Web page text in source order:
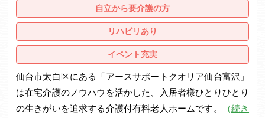
自立から要介護の方
リハビリあり
イベント充実
仙台市太白区にある「アースサポートクオリア仙台富沢」
は在宅介護のノウハウを活かした、入居者様ひとりひとり
の生きがいを追求する介護付有料老人ホームです。
（続き